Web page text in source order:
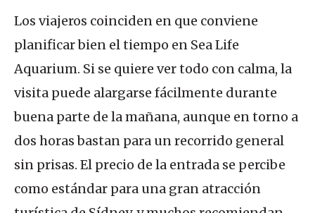
Los viajeros coinciden en que conviene
planificar bien el tiempo en Sea Life
Aquarium. Si se quiere ver todo con calma, la
visita puede alargarse fácilmente durante
buena parte de la mañana, aunque en torno a
dos horas bastan para un recorrido general
sin prisas. El precio de la entrada se percibe
como estándar para una gran atracción